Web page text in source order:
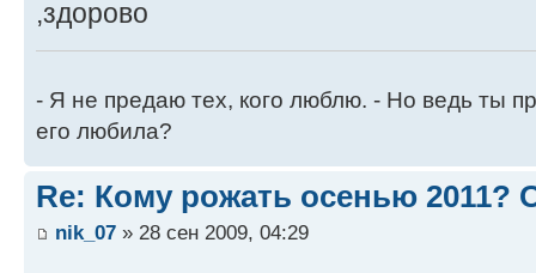
,здорово
- Я не предаю тех, кого люблю. - Но ведь ты
его любила?
Re: Кому рожать осенью 2011?
nik_07 » 28 сен 2009, 04:29